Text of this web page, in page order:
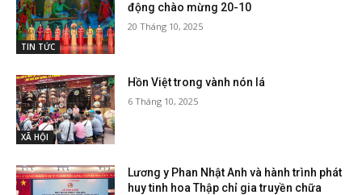
TIN TỨC
động chào mừng 20-10
20 Tháng 10, 2025
XÃ HỘI
Hồn Việt trong vành nón lá
6 Tháng 10, 2025
Lương y Phan Nhật Anh và hành trình phát
huy tinh hoa Thập chỉ gia truyền chữa